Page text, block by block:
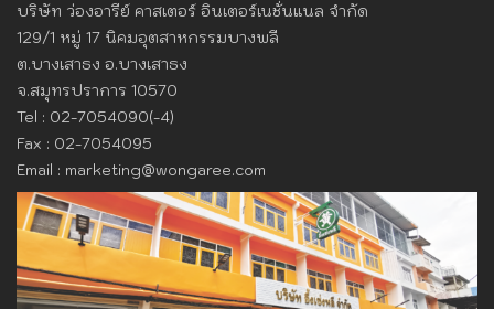
บริษัท ว่องอารีย์ คาสเตอร์​ อินเตอร์เนชั่นแนล จำกัด
129/1 หมู่ 17 นิคมอุตสาหกรรมบางพลี
ต.บางเสาธง อ.บางเสาธง
จ.สมุทรปราการ 10570
Tel : 02-7054090(-4)
Fax : 02-7054095
Email : marketing@wongaree.com